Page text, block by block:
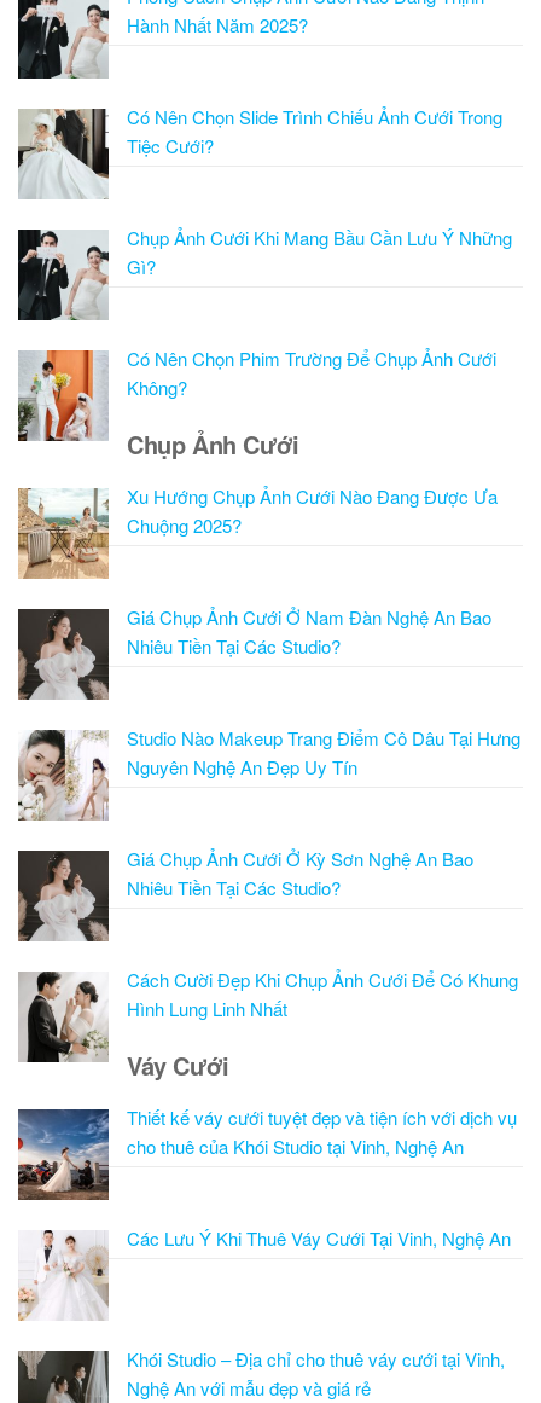
Hành Nhất Năm 2025?
Có Nên Chọn Slide Trình Chiếu Ảnh Cưới Trong
Tiệc Cưới?
Chụp Ảnh Cưới Khi Mang Bầu Cần Lưu Ý Những
Gì?
Có Nên Chọn Phim Trường Để Chụp Ảnh Cưới
Không?
Chụp Ảnh Cưới
Xu Hướng Chụp Ảnh Cưới Nào Đang Được Ưa
Chuộng 2025?
Giá Chụp Ảnh Cưới Ở Nam Đàn Nghệ An Bao
Nhiêu Tiền Tại Các Studio?
Studio Nào Makeup Trang Điểm Cô Dâu Tại Hưng
Nguyên Nghệ An Đẹp Uy Tín
Giá Chụp Ảnh Cưới Ở Kỳ Sơn Nghệ An Bao
Nhiêu Tiền Tại Các Studio?
Cách Cười Đẹp Khi Chụp Ảnh Cưới Để Có Khung
Hình Lung Linh Nhất
Váy Cưới
Thiết kế váy cưới tuyệt đẹp và tiện ích với dịch vụ
cho thuê của Khói Studio tại Vinh, Nghệ An
Các Lưu Ý Khi Thuê Váy Cưới Tại Vinh, Nghệ An
Khói Studio – Địa chỉ cho thuê váy cưới tại Vinh,
Nghệ An với mẫu đẹp và giá rẻ